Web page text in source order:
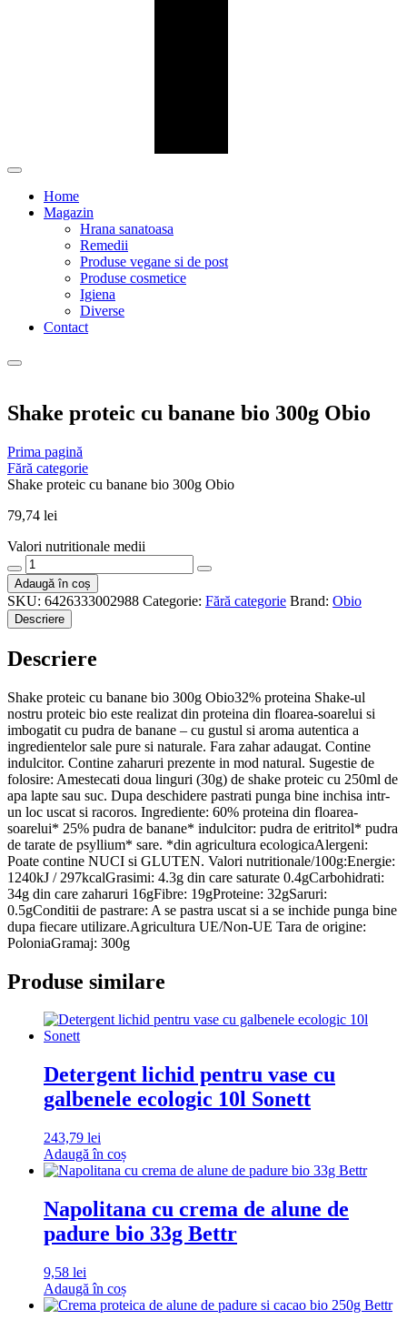
Home
Magazin
Hrana sanatoasa
Remedii
Produse vegane si de post
Produse cosmetice
Igiena
Diverse
Contact
Shake proteic cu banane bio 300g Obio
Prima pagină
Fără categorie
Shake proteic cu banane bio 300g Obio
79,74 lei
Valori nutritionale medii
Cantitate
Shake
proteic
cu
banane
300g
Adaugă în coș
SKU: 6426333002988 Categorie: Fără categorie Brand: Obio
Descriere
Descriere
Shake proteic cu banane bio 300g Obio32% proteina Shake-ul
nostru proteic bio este realizat din proteina din floarea-soarelui si
imbogatit cu pudra de banane – cu gustul si aroma autentica a
ingredientelor sale pure si naturale. Fara zahar adaugat. Contine
indulcitor. Contine zaharuri prezente in mod natural. Sugestie de
folosire: Amestecati doua linguri (30g) de shake proteic cu 250ml de
apa lapte sau suc. Dupa deschidere pastrati punga bine inchisa intr-
un loc uscat si racoros. Ingrediente: 60% proteina din floarea-
soarelui* 25% pudra de banane* indulcitor: pudra de eritritol* pudra
de tarate de psyllium* sare. *din agricultura ecologicaAlergeni:
Poate contine NUCI si GLUTEN. Valori nutritionale/100g:Energie:
1240kJ / 297kcalGrasimi: 4.3g din care saturate 0.4gCarbohidrati:
34g din care zaharuri 16gFibre: 19gProteine: 32gSaruri:
0.5gConditii de pastrare: A se pastra uscat si a se inchide punga bine
dupa fiecare utilizare.Agricultura UE/Non-UE Tara de origine:
PoloniaGramaj: 300g
Produse similare
Detergent lichid pentru vase cu
galbenele ecologic 10l Sonett
243,79 lei
Adaugă în coș
Napolitana cu crema de alune de
padure bio 33g Bettr
9,58 lei
Adaugă în coș